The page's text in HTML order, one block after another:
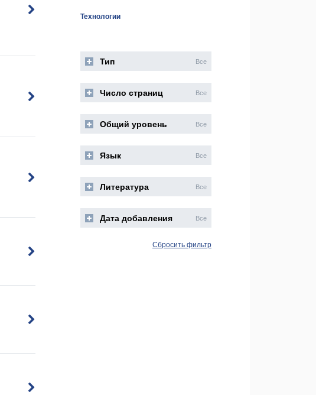
Технологии
Тип Все
Число страниц Все
Общий уровень Все
Язык Все
Литература Все
Дата добавления Все
Сбросить фильтр